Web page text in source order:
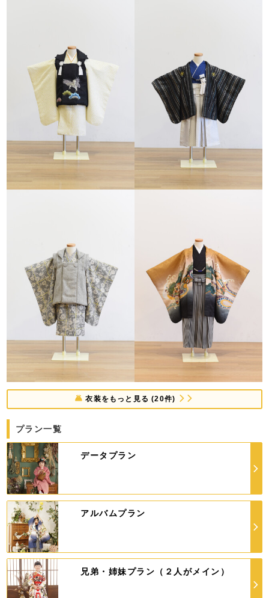
衣装をもっと見る (20件)
プラン一覧
データプラン
アルバムプラン
兄弟・姉妹プラン（２人がメイン）